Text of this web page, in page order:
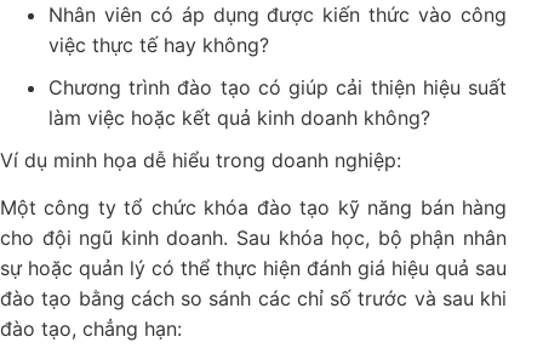
Nhân viên có áp dụng được kiến thức vào công
việc thực tế hay không?
Chương trình đào tạo có giúp cải thiện hiệu suất
làm việc hoặc kết quả kinh doanh không?
Ví dụ minh họa dễ hiểu trong doanh nghiệp:
Một công ty tổ chức khóa đào tạo kỹ năng bán hàng
cho đội ngũ kinh doanh. Sau khóa học, bộ phận nhân
sự hoặc quản lý có thể thực hiện đánh giá hiệu quả sau
đào tạo bằng cách so sánh các chỉ số trước và sau khi
đào tạo, chẳng hạn: